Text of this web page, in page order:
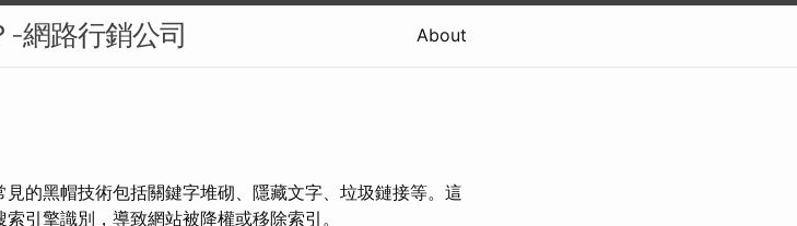
-網路行銷公司 About
的黑帽技術包括關鍵字堆砌、隱藏文字、垃圾鏈接等。這
引擎識別，導致網站被降權或移除索引。